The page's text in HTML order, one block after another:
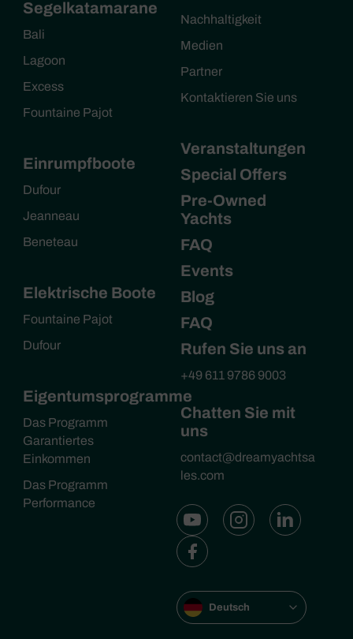
Segelkatamarane
Bali
Lagoon
Excess
Fountaine Pajot
Einrumpfboote
Dufour
Jeanneau
Beneteau
Elektrische Boote
Fountaine Pajot
Dufour
Eigentumsprogramme
Das Programm
Garantiertes
Einkommen
Das Programm
Performance
Nachhaltigkeit
Medien
Partner
Kontaktieren Sie uns
Veranstaltungen
Special Offers
Pre-Owned
Yachts
FAQ
Events
Blog
FAQ
Rufen Sie uns an
+49 611 9786 9003
Chatten Sie mit
uns
contact@dreamyachtsa
les.com
Deutsch